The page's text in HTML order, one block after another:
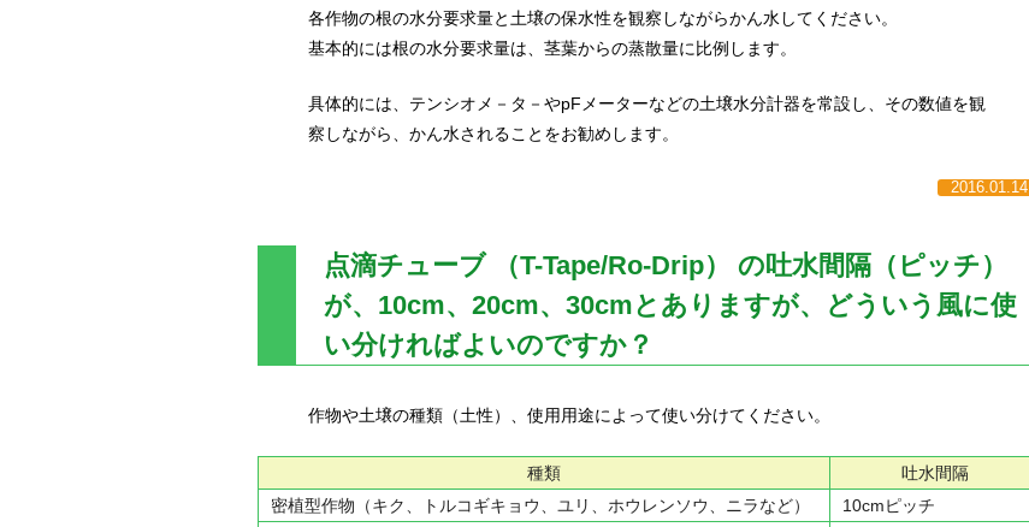
各作物の根の水分要求量と土壌の保水性を観察しながらかん水してください。
基本的には根の水分要求量は、茎葉からの蒸散量に比例します。
具体的には、テンシオメ－タ－やpFメーターなどの土壌水分計器を常設し、その数値を観
察しながら、かん水されることをお勧めします。
2016.01.14
点滴チューブ （T-Tape/Ro-Drip） の吐水間隔（ピッチ）
が、10cm、20cm、30cmとありますが、どういう風に使
い分ければよいのですか？
作物や土壌の種類（土性）、使用用途によって使い分けてください。
種類
吐水間隔
密植型作物（キク、トルコギキョウ、ユリ、ホウレンソウ、ニラなど）
10cmピッチ